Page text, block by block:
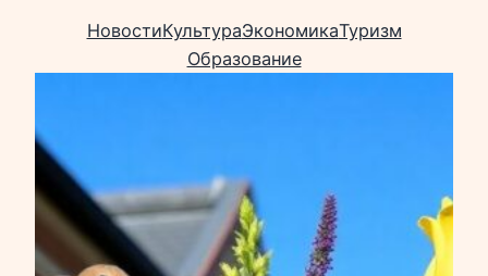
НовостиКультураЭкономикаТуризм
Образование